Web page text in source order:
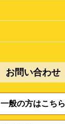
お問い合わせ
一般の方はこちら